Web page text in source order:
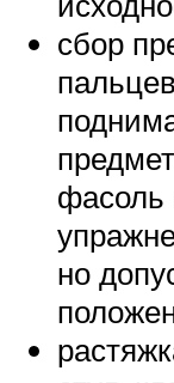
сбор
фасоль
но